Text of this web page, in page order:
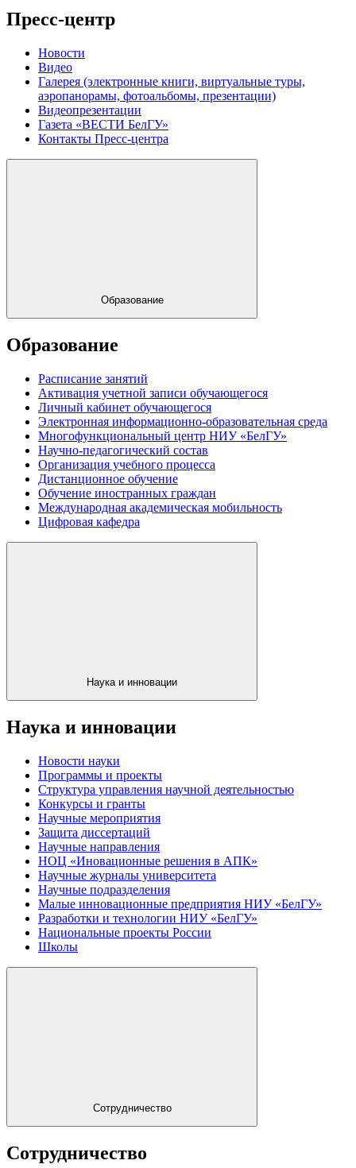
Пресс-центр
Новости
Видео
Галерея (электронные книги, виртуальные туры,
аэропанорамы, фотоальбомы, презентации)
Видеопрезентации
Газета «ВЕСТИ БелГУ»
Контакты Пресс-центра
Образование
Образование
Расписание занятий
Активация учетной записи обучающегося
Личный кабинет обучающегося
Электронная информационно-образовательная среда
Многофункциональный центр НИУ «БелГУ»
Научно-педагогический состав
Организация учебного процесса
Дистанционное обучение
Обучение иностранных граждан
Международная академическая мобильность
Цифровая кафедра
Наука и инновации
Наука и инновации
Новости науки
Программы и проекты
Структура управления научной деятельностью
Конкурсы и гранты
Научные мероприятия
Защита диссертаций
Научные направления
НОЦ «Иновационные решения в АПК»
Научные журналы университета
Научные подразделения
Малые инновационные предприятия НИУ «БелГУ»
Разработки и технологии НИУ «БелГУ»
Национальные проекты России
Школы
Сотрудничество
Сотрудничество